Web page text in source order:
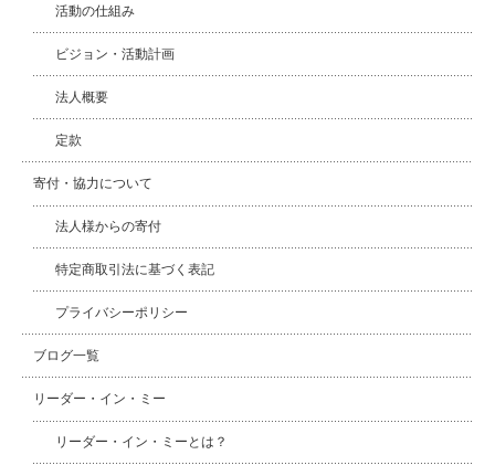
活動の仕組み
ビジョン・活動計画
法人概要
定款
寄付・協力について
法人様からの寄付
特定商取引法に基づく表記
プライバシーポリシー
ブログ一覧
リーダー・イン・ミー
リーダー・イン・ミーとは？